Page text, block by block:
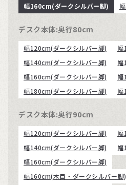
幅160cm(ダークシルバー脚)
デスク本体:奥行80cm
幅120cm(ダークシルバー脚)
幅
幅140cm(ダークシルバー脚)
幅
幅160cm(ダークシルバー脚)
幅
幅180cm(ダークシルバー脚)
幅
デスク本体:奥行90cm
幅120cm(ダークシルバー脚)
幅
幅140cm(ダークシルバー脚)
幅
幅160cm(ダークシルバー脚)
幅160cm(木目・ダークシルバー脚)